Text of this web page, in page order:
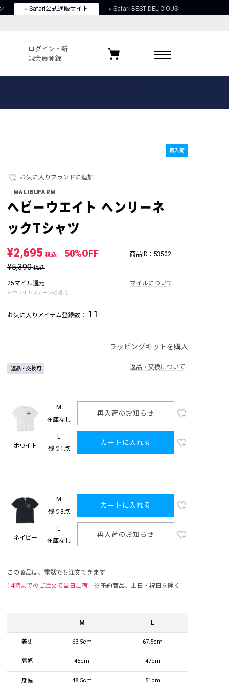
Safari公式通販サイト Safari BEST DELICIOUS
ログイン・新
規会員登録
る法律
お気に入りブランド
再入荷
お気に入りブランドに追加
MALIBUFARM
ヘビーウエイト ヘンリーネ
ックTシャツ
¥2,695税込 50%OFF 商品ID：53502
¥5,390税込
25マイル還元
※ホワイトステージの場合
マイルについて
お気に入りアイテム登録数： 11
ラッピングキットを購入
返品・交換可 返品・交換について
ホワイト
M
在庫なし
再入荷のお知らせ
L
残り1点
カートに入れる
ネイビー
M
残り3点
カートに入れる
L
在庫なし
再入荷のお知らせ
この商品は、電話でも注文できます
14時までのご注文で当日出荷
※予約商品、土日・祝日を除く
M L
着丈 63.5cm 67.5cm
肩幅 45cm 47cm
身幅 48.5cm 51cm